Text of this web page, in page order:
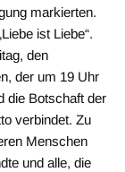
markierten.
ist Liebe“.
den
der um 19 Uhr
die Botschaft der
verbindet. Zu
Menschen
und alle, die